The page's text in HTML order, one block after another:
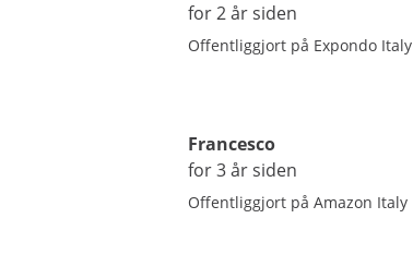
for 2 år siden
Offentliggjort på Expondo Italy
Francesco
for 3 år siden
Offentliggjort på Amazon Italy